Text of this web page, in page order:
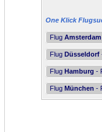
One Klick
Flug Amsterdam
Flug Düsseldorf
Flug Hamburg -
Flug München -